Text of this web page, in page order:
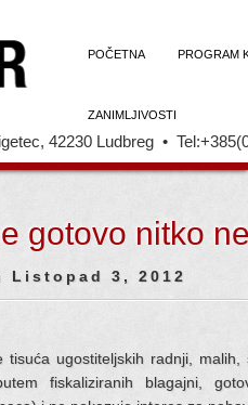
POČETNA PROGRAM
ZANIMLJIVOSTI
42230 Ludbreg •
gotovo nitko
Listopad 3, 2012
ugostiteljskih radnji, malih,
fiskaliziranih blagajni,